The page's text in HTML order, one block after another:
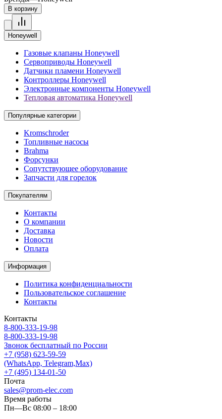
В корзину
Honeywell
Газовые клапаны Honeywell
Сервоприводы Honeywell
Датчики пламени Honeywell
Контроллеры Honeywell
Электронные компоненты Honeywell
Тепловая автоматика Honeywell
Популярные категории
Kromschroder
Топливные насосы
Brahma
Форсунки
Сопутствующее оборудование
Запчасти для горелок
Покупателям
Контакты
О компании
Доставка
Новости
Оплата
Информация
Политика конфиденциальности
Пользовательское соглашение
Контакты
Контакты
8-800-333-19-98
8-800-333-19-98
Звонок бесплатный по России
+7 (958) 623-59-59
(WhatsApp, Telegram,Max)
+7 (495) 134-01-50
Почта
sales@prom-elec.com
Время работы
Пн—Вс 08:00 – 18:00